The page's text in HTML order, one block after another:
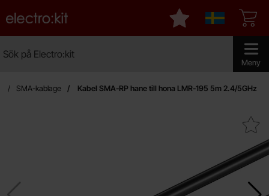
Meny
Startsidan för Electro:kit
Sverige
Mina favoriter
SMA-kablage Kabel SMA-RP hane till hona LMR-195 5m 2.4/5GHz
Makera kabel SMA-RP hane till hona